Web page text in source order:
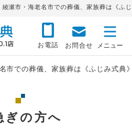
瀬市・海老名市での葬儀、家族葬は《ふ
お電話 お問合せ
市での葬儀、家族葬は《ふじみ式典
ぎの方へ